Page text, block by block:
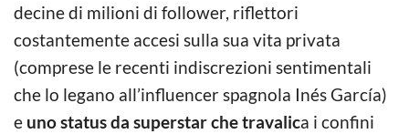
decine di milioni di follower, riflettori
costantemente accesi sulla sua vita privata
(comprese le recenti indiscrezioni sentimentali
che lo legano all’influencer spagnola Inés García)
e uno status da superstar che travalica i confini